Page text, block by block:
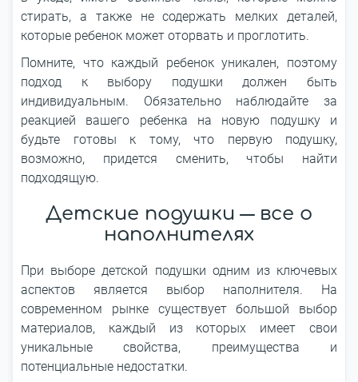
стирать, а также не содержать мелких деталей,
которые ребенок может оторвать и проглотить.
Помните, что каждый ребенок уникален, поэтому
подход к выбору подушки должен быть
индивидуальным. Обязательно наблюдайте за
реакцией вашего ребенка на новую подушку и
будьте готовы к тому, что первую подушку,
возможно, придется сменить, чтобы найти
подходящую.
Детские подушки ― все о
наполнителях
При выборе детской подушки одним из ключевых
аспектов является выбор наполнителя. На
современном рынке существует большой выбор
материалов, каждый из которых имеет свои
уникальные свойства, преимущества и
потенциальные недостатки.